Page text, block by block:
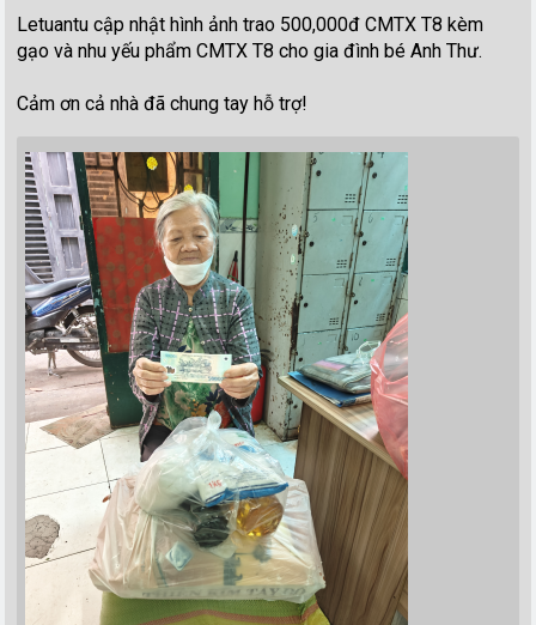
Letuantu cập nhật hình ảnh trao 500,000đ CMTX T8 kèm
gạo và nhu yếu phẩm CMTX T8 cho gia đình bé Anh Thư.
Cảm ơn cả nhà đã chung tay hỗ trợ!